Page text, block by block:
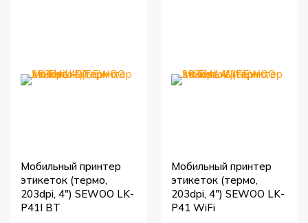
Мобильный принтер
этикеток (термо,
203dpi, 4") SEWOO LK-
P41I BT
Мобильный принтер
этикеток (термо,
203dpi, 4") SEWOO LK-
P41 WiFi